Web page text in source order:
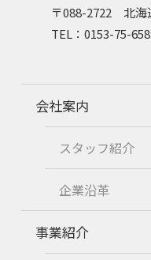
〒088-2722 北海
TEL：0153-75-
会社案内
スタッフ紹介
企業沿革
事業紹介